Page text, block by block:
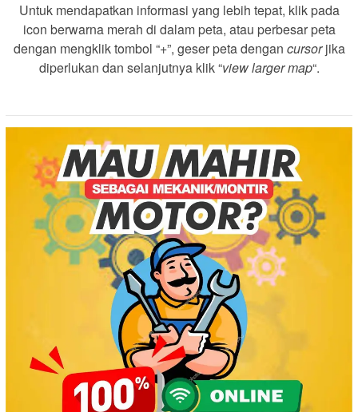
Untuk mendapatkan informasi yang lebih tepat, klik pada
icon berwarna merah di dalam peta, atau perbesar peta
dengan mengklik tombol “+”, geser peta dengan cursorjika
diperlukan dan selanjutnya klik “view larger map“.